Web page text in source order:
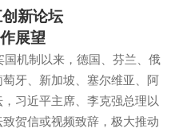
新论坛
展望
机制以来，德国、芬兰、俄
牙、新加坡、塞尔维亚、阿
习近平主席、李克强总理以
贺信或视频致辞，极大推动